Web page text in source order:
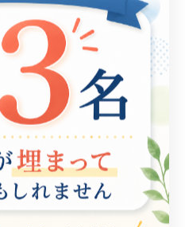
理とプロジェクト管理の
おいて非常に重要です。自
ースを最適に使う能力を指
レイヤーの体験を最大化す
とえば、ゲームのデザイン
通りに進行し、タスクを的
ます。一方、プロジェクト
整し、目標を達成するため
、キャラクターの開発やレ